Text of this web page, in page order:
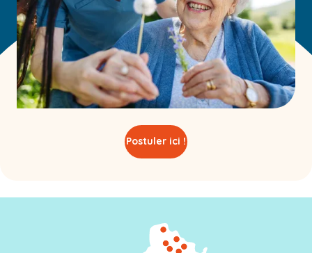
Postuler ici !